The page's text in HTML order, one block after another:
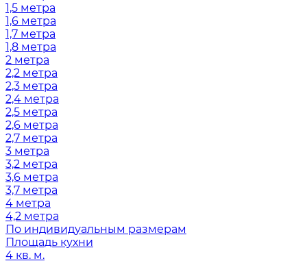
1,5 метра
1,6 метра
1,7 метра
1,8 метра
2 метра
2,2 метра
2,3 метра
2,4 метра
2,5 метра
2,6 метра
2,7 метра
3 метра
3,2 метра
3,6 метра
3,7 метра
4 метра
4,2 метра
По индивидуальным размерам
Площадь кухни
4 кв. м.